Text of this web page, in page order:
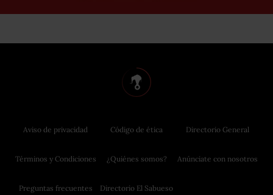
Aviso de privacidad
Términos y Condiciones
Preguntas frecuentes
Código de ética
¿Quiénes somos?
Directorio El Sabueso
Directorio General
Anúnciate con nosotros